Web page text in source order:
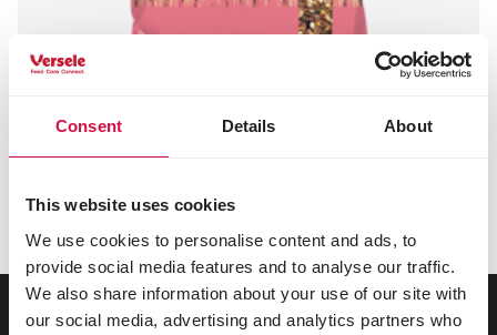
Consent Details About
This website uses cookies
We use cookies to personalise content and ads, to
provide social media features and to analyse our traffic.
We also share information about your use of our site with
our social media, advertising and analytics partners who
COUNTRY'S BEST
PET PIG muesli
Flockenmischung für Schweine